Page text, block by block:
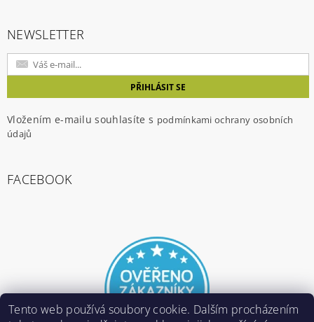
NEWSLETTER
Vložením e-mailu souhlasíte s podmínkami ochrany osobních
údajů
FACEBOOK
Tento web používá soubory cookie. Dalším procházením